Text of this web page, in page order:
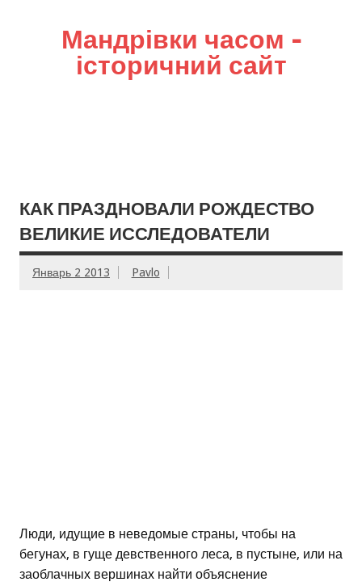
Мандрівки часом –
історичний сайт
КАК ПРАЗДНОВАЛИ РОЖДЕСТВО
ВЕЛИКИЕ ИССЛЕДОВАТЕЛИ
Январь 2 2013 Pavlo
Люди, идущие в неведомые страны, чтобы на
бегунах, в гуще девственного леса, в пустыне, или на
заоблачных вершинах найти объяснение